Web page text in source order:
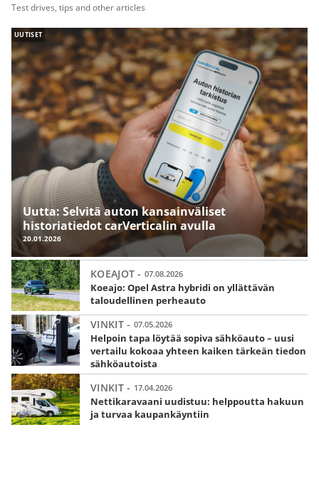
Test drives, tips and other articles
UUTISET
20.01.2026
Uutta: Selvitä auton kansainväliset
historiatiedot carVerticalin avulla
Koeajo: Opel Astra hybridi on yllättävän
taloudellinen perheauto
KOEAJOT - 07.08.2026
Helpoin tapa löytää sopiva sähköauto – uusi
vertailu kokoaa yhteen kaiken tärkeän tiedon
sähköautoista
VINKIT - 07.05.2026
Nettikaravaani uudistuu: helppoutta hakuun
ja turvaa kaupankäyntiin
VINKIT - 17.04.2026